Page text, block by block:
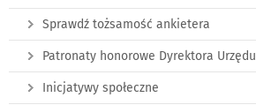
Sprawdź tożsamość ankietera
Patronaty honorowe Dyrektora Urzędu
Inicjatywy społeczne